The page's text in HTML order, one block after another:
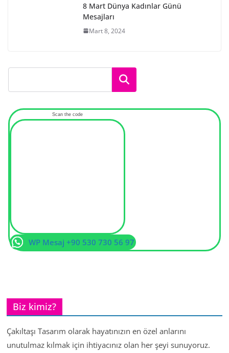
8 Mart Dünya Kadınlar Günü
Mesajları
Mart 8, 2024
Ara
Scan the code
WP Mesaj +90 530 730 56 97
Biz kimiz?
Çakıltaşı Tasarım olarak hayatınızın en özel anlarını
unutulmaz kılmak için ihtiyacınız olan her şeyi sunuyoruz.